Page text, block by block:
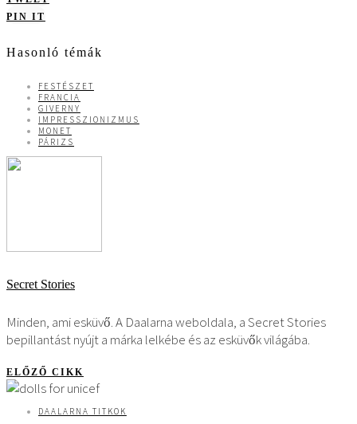
PIN IT
Hasonló témák
FESTÉSZET
FRANCIA
GIVERNY
IMPRESSZIONIZMUS
MONET
PÁRIZS
Secret Stories
Minden, ami esküvő. A Daalarna weboldala, a Secret Stories
bepillantást nyújt a márka lelkébe és az esküvők világába.
ELŐZŐ CIKK
DAALARNA TITKOK